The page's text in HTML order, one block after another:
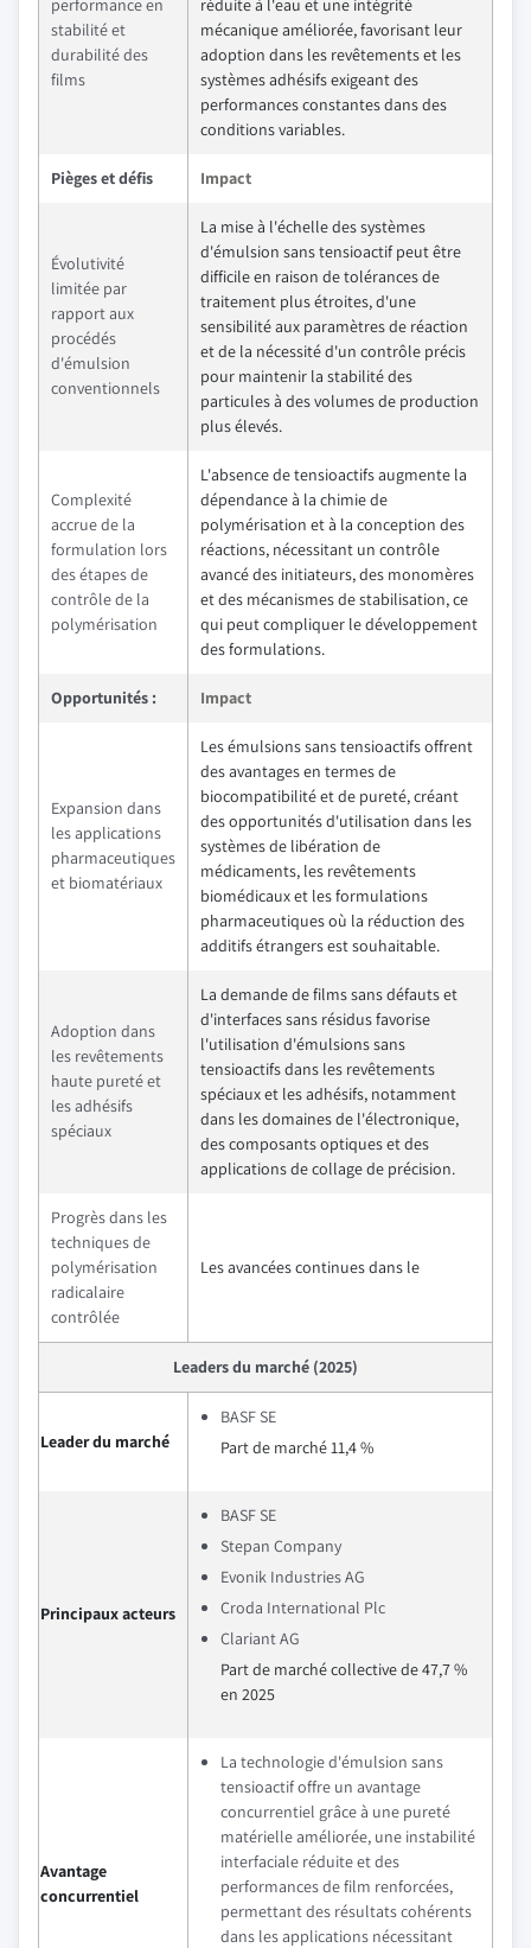
stabilité et
durabilité des
films
mécanique améliorée, favorisant leur
adoption dans les revêtements et les
systèmes adhésifs exigeant des
performances constantes dans des
conditions variables.
Pièges et défis Impact
Évolutivité
limitée par
rapport aux
procédés
d'émulsion
conventionnels
La mise à l'échelle des systèmes
d'émulsion sans tensioactif peut être
difficile en raison de tolérances de
traitement plus étroites, d'une
sensibilité aux paramètres de réaction
et de la nécessité d'un contrôle précis
pour maintenir la stabilité des
particules à des volumes de production
plus élevés.
Complexité
accrue de la
formulation lors
des étapes de
contrôle de la
polymérisation
L'absence de tensioactifs augmente la
dépendance à la chimie de
polymérisation et à la conception des
réactions, nécessitant un contrôle
avancé des initiateurs, des monomères
et des mécanismes de stabilisation, ce
qui peut compliquer le développement
des formulations.
Opportunités : Impact
Expansion dans
les applications
pharmaceutiques
et biomatériaux
Les émulsions sans tensioactifs offrent
des avantages en termes de
biocompatibilité et de pureté, créant
des opportunités d'utilisation dans les
systèmes de libération de
médicaments, les revêtements
biomédicaux et les formulations
pharmaceutiques où la réduction des
additifs étrangers est souhaitable.
Adoption dans
les revêtements
haute pureté et
les adhésifs
spéciaux
La demande de films sans défauts et
d'interfaces sans résidus favorise
l'utilisation d'émulsions sans
tensioactifs dans les revêtements
spéciaux et les adhésifs, notamment
dans les domaines de l'électronique,
des composants optiques et des
applications de collage de précision.
Progrès dans les
techniques de
polymérisation
radicalaire
contrôlée
Les avancées continues dans le
Leaders du marché (2025)
Leader du marché
BASF SE
Part de marché 11,4 %
Principaux acteurs
BASF SE
Stepan Company
Evonik Industries AG
Croda International Plc
Clariant AG
Part de marché collective de 47,7 %
en 2025
Avantage
concurrentiel
La technologie d'émulsion sans
tensioactif offre un avantage
concurrentiel grâce à une pureté
matérielle améliorée, une instabilité
interfaciale réduite et des
performances de film renforcées,
permettant des résultats cohérents
dans les applications nécessitant